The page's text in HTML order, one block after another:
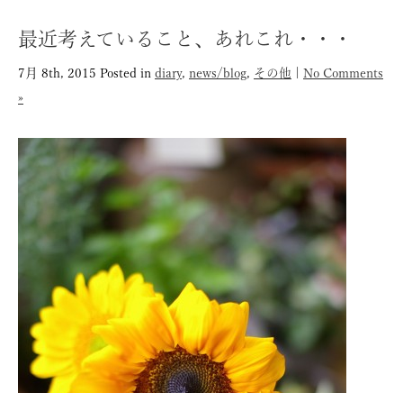
最近考えていること、あれこれ・・・
7月 8th, 2015 Posted in diary, news/blog その他
No Comments
»